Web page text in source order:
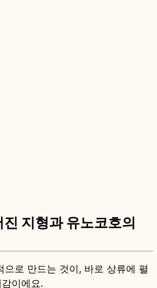
지형과 유노코호의
으로 만드는 것이, 바로 상류에 펼
이에요.